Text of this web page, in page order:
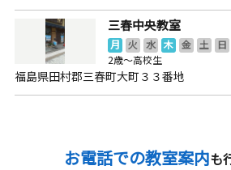
三春中央教室
月 火 水 木 金 土
日
2歳～高校生
福島県田村郡三春町大町３３番地
お電話での教室案内も